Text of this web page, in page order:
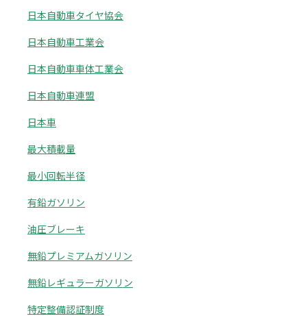
日本自動車タイヤ協会
日本自動車工業会
日本自動車車体工業会
日本自動車連盟
日本車
最大積載量
最小回転半径
有鉛ガソリン
油圧ブレーキ
無鉛プレミアムガソリン
無鉛レギュラーガソリン
特定整備認証制度